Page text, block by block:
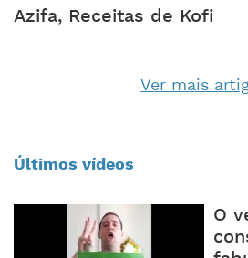
Azifa, Receitas de Kofi
Ver mais
Últimos vídeos
O